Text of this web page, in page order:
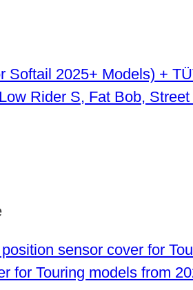
Rider S, Fat Bob,
for Touring models from